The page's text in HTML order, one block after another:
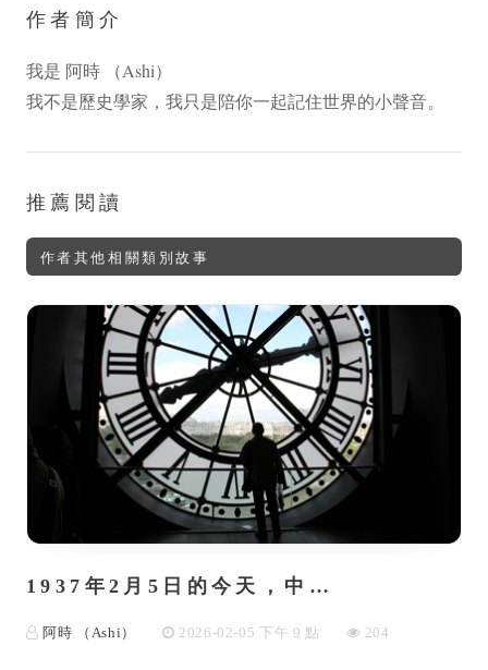
作者簡介
我是 阿時 （Ashi）
我不是歷史學家，我只是陪你一起記住世界的小聲音。
推薦閱讀
作者其他相關類別故事
1937年2月5日的今天，中…
阿時 （Ashi） 2026-02-05 下午 9 點 204